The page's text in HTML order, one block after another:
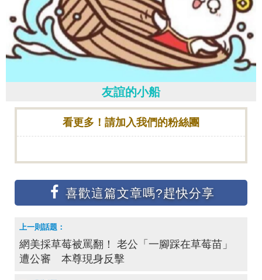
友誼的小船
看更多！請加入我們的粉絲團
網美採草莓被罵翻！ 老公「一腳踩在草莓苗」
遭公審 本尊現身反擊